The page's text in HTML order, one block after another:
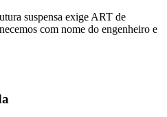
suspensa exige ART de
com nome do engenheiro e